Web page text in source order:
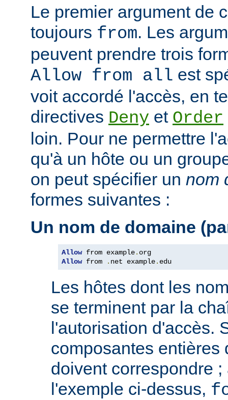
Le premier argument de
toujours from. Les
peuvent prendre trois
Allow from all est
voit accordé l'accès, en
directives Deny et Order
loin. Pour ne permettre
qu'à un hôte ou un
on peut spécifier un nom
formes suivantes :
Un nom de domaine
Allow from example.
Allow from . net example. edu
Les hôtes dont les
se terminent par la
l'autorisation d'accès.
composantes entières
doivent correspondre
l'exemple ci-dessus,